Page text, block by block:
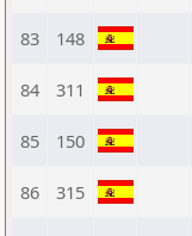
83 148
84 311
85 150
86 315